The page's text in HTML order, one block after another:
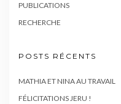
PUBLICATIONS
RECHERCHE
POSTS RÉCENTS
MATHIA ET NINA AU TRAVAIL
FÉLICITATIONS JERU !